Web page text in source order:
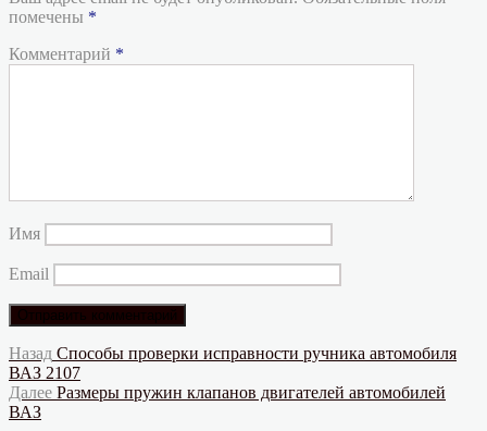
помечены *
Комментарий *
Имя
Email
Навигация
по
записям
Назад Предыдущая
запись:
Способы проверки исправности ручника автомобиля
ВАЗ 2107
Далее Следующая
Размеры пружин клапанов двигателей автомобилей
ВАЗ